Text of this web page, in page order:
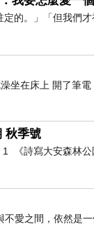
定的。」「但我們
坐在床上 開了筆
秋季號
1 《詩寫大安森林
愛之間，依然是